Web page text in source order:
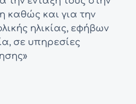
καθώς και για την
ηλικίας, εφήβων
σε υπηρεσίες